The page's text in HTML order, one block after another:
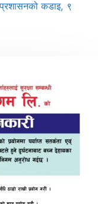
प्रशासनको कडाइ, ९